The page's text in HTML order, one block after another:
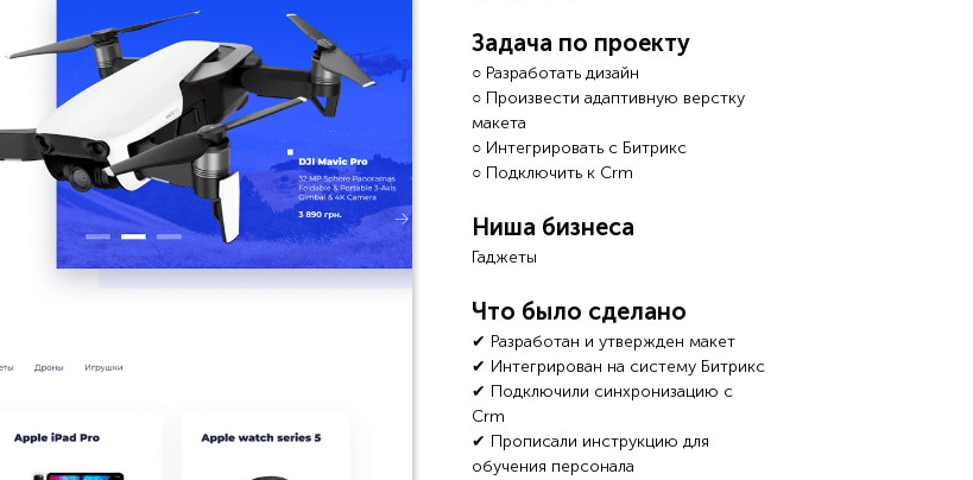
Задача по проекту
○ Разработать дизайн
○ Произвести адаптивную верстку
макета
○ Интегрировать с Битрикс
○ Подключить к Crm
Ниша бизнеса
Гаджеты
Что было сделано
✔ Разработан и утвержден макет
✔ Интегрирован на систему Битрикс
✔ Подключили синхронизацию с
Crm
✔ Прописали инструкцию для
обучения персонала